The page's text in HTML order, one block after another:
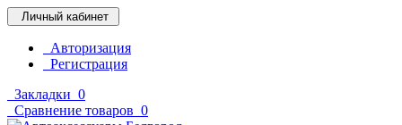
Личный кабинет
Авторизация
Регистрация
Закладки 0
Сравнение товаров 0